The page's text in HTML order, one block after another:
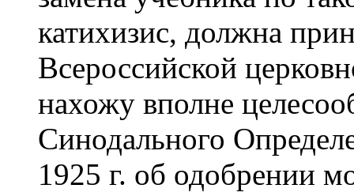
катихизис, должна
Всероссийской
нахожу вполне
Синодального
1925 г. об одобрении